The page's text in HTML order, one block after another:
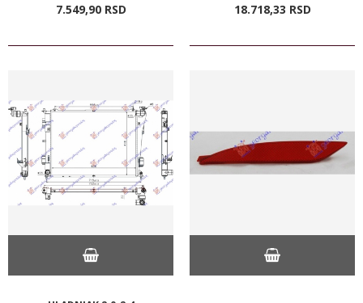
7.549,90 RSD 18.718,33 RSD